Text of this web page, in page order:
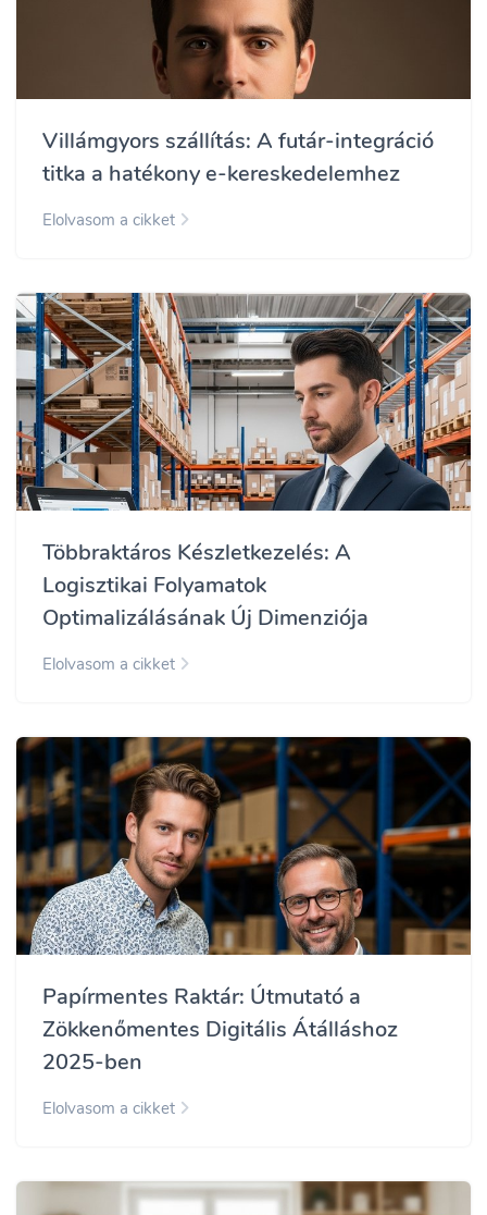
Villámgyors szállítás: A futár-integráció
titka a hatékony e-kereskedelemhez
Elolvasom a cikket
Többraktáros Készletkezelés: A
Logisztikai Folyamatok
Optimalizálásának Új Dimenziója
Elolvasom a cikket
Papírmentes Raktár: Útmutató a
Zökkenőmentes Digitális Átálláshoz
2025-ben
Elolvasom a cikket